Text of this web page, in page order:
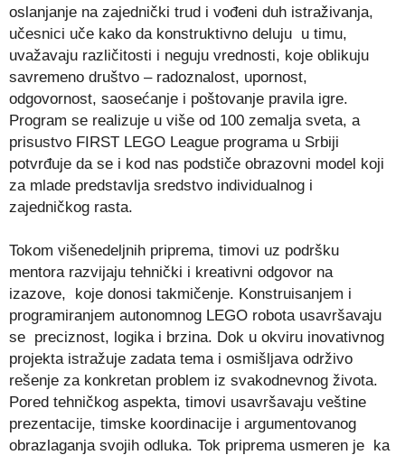
oslanjanje na zajednički trud i vođeni duh istraživanja,
učesnici uče kako da konstruktivno deluju u timu,
uvažavaju različitosti i neguju vrednosti, koje oblikuju
savremeno društvo – radoznalost, upornost,
odgovornost, saosećanje i poštovanje pravila igre.
Program se realizuje u više od 100 zemalja sveta, a
prisustvo FIRST LEGO League programa u Srbiji
potvrđuje da se i kod nas podstiče obrazovni model koji
za mlade predstavlja sredstvo individualnog i
zajedničkog rasta.
Tokom višenedeljnih priprema, timovi uz podršku
mentora razvijaju tehnički i kreativni odgovor na
izazove, koje donosi takmičenje. Konstruisanjem i
programiranjem autonomnog LEGO robota usavršavaju
se preciznost, logika i brzina. Dok u okviru inovativnog
projekta istražuje zadata tema i osmišljava održivo
rešenje za konkretan problem iz svakodnevnog života.
Pored tehničkog aspekta, timovi usavršavaju veštine
prezentacije, timske koordinacije i argumentovanog
obrazlaganja svojih odluka. Tok priprema usmeren je ka